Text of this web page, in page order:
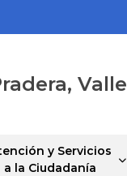
Valle
y Servicios
a la Ciudadanía